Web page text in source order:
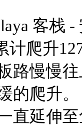
客栈
计爬升
路慢慢
的爬升。
直延伸